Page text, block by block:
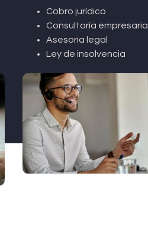
Cobro jurídico
Consultoría empresarial
Asesoría legal
Ley de insolvencia